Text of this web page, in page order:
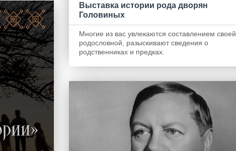
Выставка истории рода дворян
Головиных
Многие из вас увлекаются составлением своей
родословной, разыскивают сведения о
родственниках и предках.